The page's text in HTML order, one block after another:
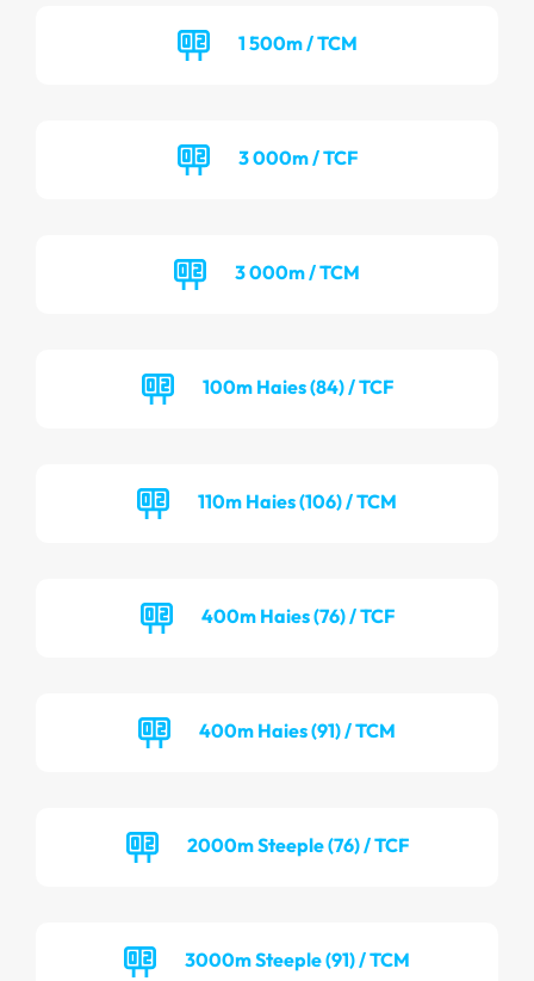
1 500m / TCM
3 000m / TCF
3 000m / TCM
100m Haies (84) / TCF
110m Haies (106) / TCM
400m Haies (76) / TCF
400m Haies (91) / TCM
2000m Steeple (76) / TCF
3000m Steeple (91) / TCM